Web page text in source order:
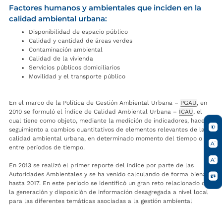
Factores humanos y ambientales que inciden en la
calidad ambiental urbana:
Disponibilidad de espacio público
Calidad y cantidad de áreas verdes
Contaminación ambiental
Calidad de la vivienda
Servicios públicos domiciliarios
Movilidad y el transporte público
En el marco de la Política de Gestión Ambiental Urbana – PGAU, en
2010 se formuló el Índice de Calidad Ambiental Urbana – ICAU, el
cual tiene como objeto, mediante la medición de indicadores, hacer
seguimiento a cambios cuantitativos de elementos relevantes de la
calidad ambiental urbana, en determinado momento del tiempo o
entre períodos de tiempo.
En 2013 se realizó el primer reporte del índice por parte de las
Autoridades Ambientales y se ha venido calculando de forma bienal
hasta 2017. En este periodo se identificó un gran reto relacionado con
la generación y disposición de información desagregada a nivel local
para las diferentes temáticas asociadas a la gestión ambiental